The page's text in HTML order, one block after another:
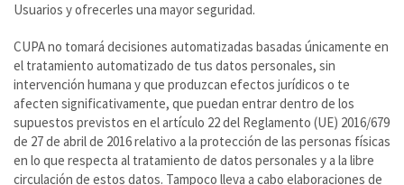
Usuarios y ofrecerles una mayor seguridad.
CUPA no tomará decisiones automatizadas basadas únicamente en
el tratamiento automatizado de tus datos personales, sin
intervención humana y que produzcan efectos jurídicos o te
afecten significativamente, que puedan entrar dentro de los
supuestos previstos en el artículo 22 del Reglamento (UE) 2016/679
de 27 de abril de 2016 relativo a la protección de las personas físicas
en lo que respecta al tratamiento de datos personales y a la libre
circulación de estos datos. Tampoco lleva a cabo elaboraciones de